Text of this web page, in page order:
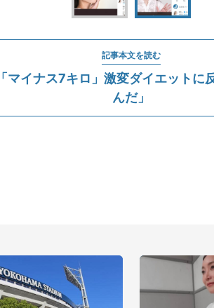
記事本文を読む
マイナス7キロ」激変ダイエット
んだ」